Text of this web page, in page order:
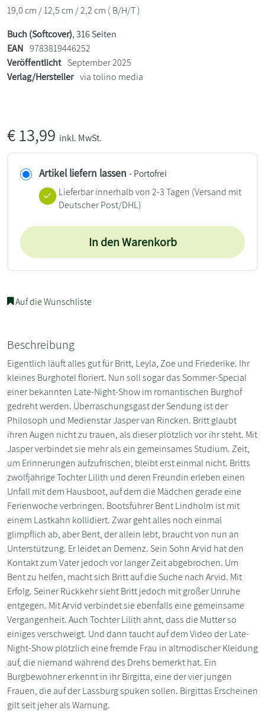
19,0 cm / 12,5 cm / 2,2 cm ( B/H/T )
Buch (Softcover), 316 Seiten
EAN 9783819446252
Veröffentlicht September 2025
Verlag/Hersteller via tolino media
€13,99 inkl. MwSt.
Artikel liefern lassen - Portofrei
Lieferbar innerhalb von 2-3 Tagen (Versand mit
Deutscher Post/DHL)
In den Warenkorb
Auf die Wunschliste
Beschreibung
Eigentlich läuft alles gut für Britt, Leyla, Zoe und Friederike. Ihr
kleines Burghotel floriert. Nun soll sogar das Sommer-Special
einer bekannten Late-Night-Show im romantischen Burghof
gedreht werden. Überraschungsgast der Sendung ist der
Philosoph und Medienstar Jasper van Rincken. Britt glaubt
ihren Augen nicht zu trauen, als dieser plötzlich vor ihr steht. Mit
Jasper verbindet sie mehr als ein gemeinsames Studium. Zeit,
um Erinnerungen aufzufrischen, bleibt erst einmal nicht. Britts
zwölfjährige Tochter Lilith und deren Freundin erleben einen
Unfall mit dem Hausboot, auf dem die Mädchen gerade eine
Ferienwoche verbringen. Bootsführer Bent Lindholm ist mit
einem Lastkahn kollidiert. Zwar geht alles noch einmal
glimpflich ab, aber Bent, der allein lebt, braucht von nun an
Unterstützung. Er leidet an Demenz. Sein Sohn Arvid hat den
Kontakt zum Vater jedoch vor langer Zeit abgebrochen. Um
Bent zu helfen, macht sich Britt auf die Suche nach Arvid. Mit
Erfolg. Seiner Rückkehr sieht Britt jedoch mit großer Unruhe
entgegen. Mit Arvid verbindet sie ebenfalls eine gemeinsame
Vergangenheit. Auch Tochter Lilith ahnt, dass die Mutter so
einiges verschweigt. Und dann taucht auf dem Video der Late-
Night-Show plötzlich eine fremde Frau in altmodischer Kleidung
auf, die niemand während des Drehs bemerkt hat. Ein
Burgbewohner erkennt in ihr Birgitta, eine der vier jungen
Frauen, die auf der Lassburg spuken sollen. Birgittas Erscheinen
gilt seit jeher als Warnung.